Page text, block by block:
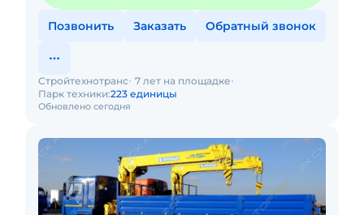
Позвонить Заказать Обратный звонок
Обновлено сегодня
Стройтехнотранс 7 лет на площадке
Парк техники:223 единицы